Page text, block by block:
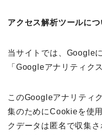
アクセス解析ツールにつ
当サイトでは、Google
「Googleアナリティク
このGoogleアナリティ
集のためにCookieを使
クデータは匿名で収集